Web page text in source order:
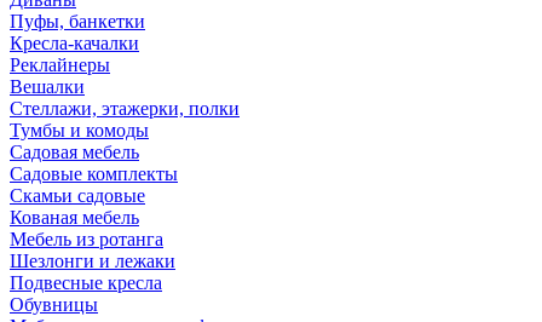
Пуфы, банкетки
Кресла-качалки
Реклайнеры
Вешалки
Стеллажи, этажерки, полки
Тумбы и комоды
Садовая мебель
Садовые комплекты
Скамьи садовые
Кованая мебель
Мебель из ротанга
Шезлонги и лежаки
Подвесные кресла
Обувницы